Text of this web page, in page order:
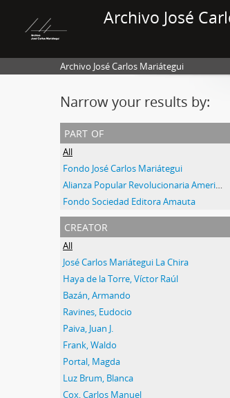
Archivo José
Archivo José Carlos Mariátegui
Narrow your results by:
part of
All
Fondo José Carlos Mariátegui
Alianza Popular Revolucionaria Americana-APRA (Colección)
Fondo Sociedad Editora Amauta
creator
All
José Carlos Mariátegui La Chira
Haya de la Torre, Víctor Raúl
Bazán, Armando
Ravines, Eudocio
Paiva, Juan J.
Frank, Waldo
Portal, Magda
Luz Brum, Blanca
Cox, Carlos Manuel